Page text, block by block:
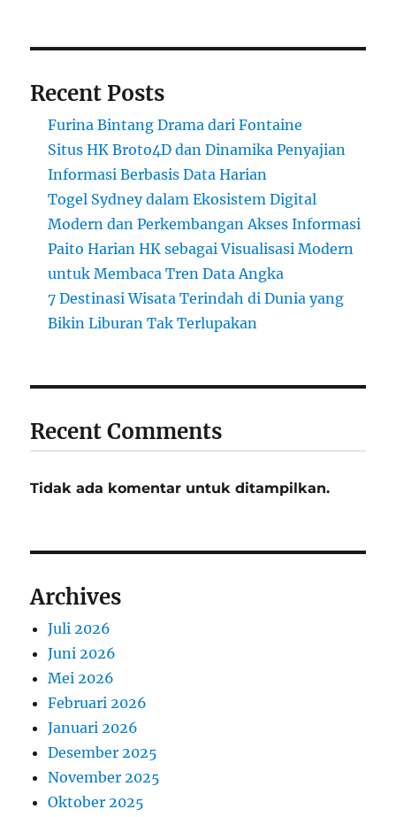
Recent Posts
Furina Bintang Drama dari Fontaine
Situs HK Broto4D dan Dinamika Penyajian
Informasi Berbasis Data Harian
Togel Sydney dalam Ekosistem Digital
Modern dan Perkembangan Akses Informasi
Paito Harian HK sebagai Visualisasi Modern
untuk Membaca Tren Data Angka
7 Destinasi Wisata Terindah di Dunia yang
Bikin Liburan Tak Terlupakan
Recent Comments
Tidak ada komentar untuk ditampilkan.
Archives
Juli 2026
Juni 2026
Mei 2026
Februari 2026
Januari 2026
Desember 2025
November 2025
Oktober 2025